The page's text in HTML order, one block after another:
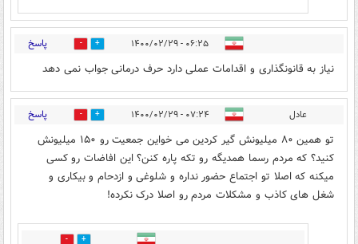
۰۶:۲۵ - ۱۴۰۰/۰۲/۲۹ 6 پاسخ
نیاز به قانونگذاری و اقدامات عملی دارد حرف درمانی جواب نمی دهد
عادل ۰۷:۲۴ - ۱۴۰۰/۰۲/۲۹ 26 پاسخ
تو همین ۸۰ میلیونش گیر کردین می خواین جمعیت رو ۱۵۰ میلیونش
کنید؟ که مردم رسما همدیگه رو تکه پاره کنن؟ این افاضات رو کسی
میکنه که اصلا تو اجتماع حضور نداره و شلوغی و ازدحام و بیکاری و
شغل های کاذب و مشکلات مردم رو اصلا درک نکرده!
7